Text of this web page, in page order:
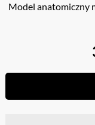
Model anatomiczny